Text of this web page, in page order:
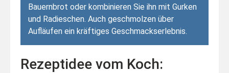
Bauernbrot oder kombinieren Sie ihn mit Gurken
und Radieschen. Auch geschmolzen über
Aufläufen ein kräftiges Geschmackserlebnis.
Rezeptidee vom Koch: